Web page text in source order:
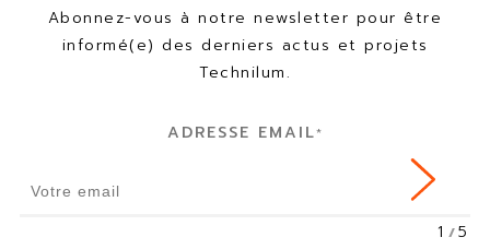
Abonnez-vous à notre newsletter pour être
informé(e) des derniers actus et projets
Technilum.
ADRESSE EMAIL*
1 5